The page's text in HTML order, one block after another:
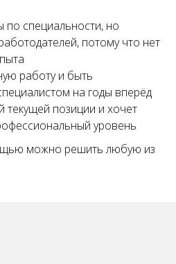
по специальности, но
потому что нет
работу и быть
на годы вперёд
текущей позиции и хочет
уровень
можно решить любую из